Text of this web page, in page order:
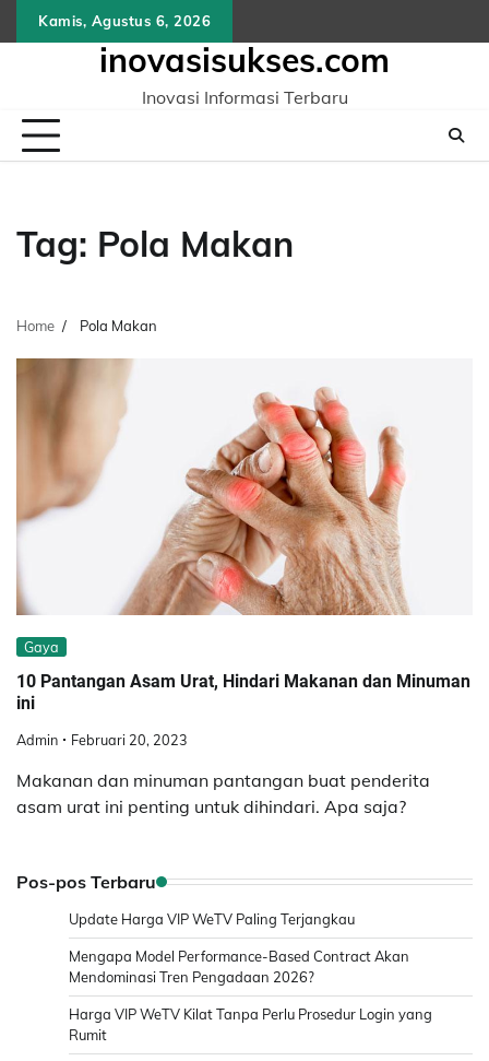
to
Kamis, Agustus 6, 2026
inovasisukses.com
Inovasi Informasi Terbaru
Tag: Pola Makan
Home Pola Makan
Gaya
10 Pantangan Asam Urat, Hindari Makanan dan Minuman
ini
Admin Februari 20, 2023
Makanan dan minuman pantangan buat penderita
asam urat ini penting untuk dihindari. Apa saja?
Pos-pos Terbaru
Update Harga VIP WeTV Paling Terjangkau
Mengapa Model Performance-Based Contract Akan
Mendominasi Tren Pengadaan 2026?
Harga VIP WeTV Kilat Tanpa Perlu Prosedur Login yang
Rumit